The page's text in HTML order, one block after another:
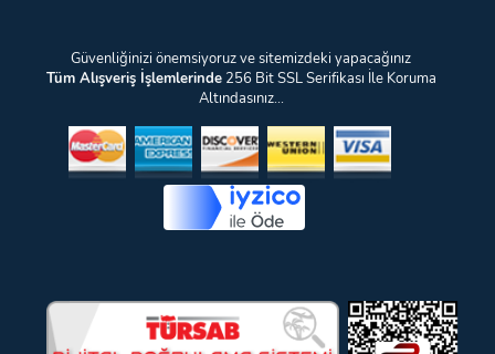
Güvenliğinizi önemsiyoruz ve sitemizdeki yapacağınız
Tüm Alışveriş İşlemlerinde256 Bit SSL Serifikası İle Koruma
Altındasınız...